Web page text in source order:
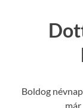
Boldog